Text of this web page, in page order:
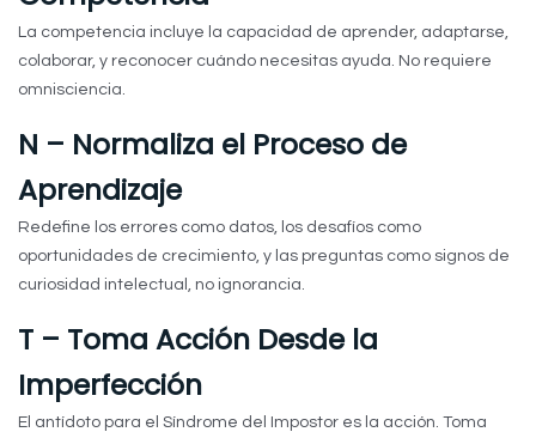
La competencia incluye la capacidad de aprender, adaptarse,
colaborar, y reconocer cuándo necesitas ayuda. No requiere
omnisciencia.
N – Normaliza el Proceso de
Aprendizaje
Redefine los errores como datos, los desafíos como
oportunidades de crecimiento, y las preguntas como signos de
curiosidad intelectual, no ignorancia.
T – Toma Acción Desde la
Imperfección
El antídoto para el Síndrome del Impostor es la acción. Toma